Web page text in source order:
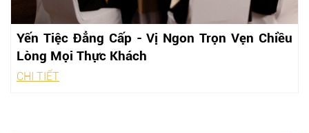
Yến Tiệc Đẳng Cấp - Vị Ngon Trọn Vẹn Chiều
Lòng Mọi Thực Khách
CHI TIẾT